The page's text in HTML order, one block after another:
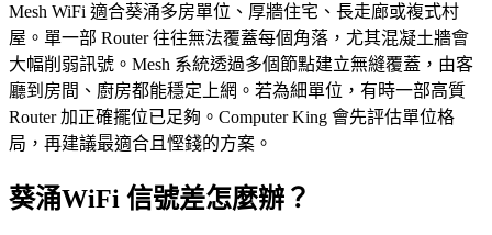
Mesh WiFi 適合葵涌多房單位、厚牆住宅、長走廊或複式村
屋。單一部 Router 往往無法覆蓋每個角落，尤其混凝土牆會
大幅削弱訊號。Mesh 系統透過多個節點建立無縫覆蓋，由客
廳到房間、廚房都能穩定上網。若為細單位，有時一部高質
Router 加正確擺位已足夠。Computer King 會先評估單位格
局，再建議最適合且慳錢的方案。
葵涌WiFi 信號差怎麼辦？